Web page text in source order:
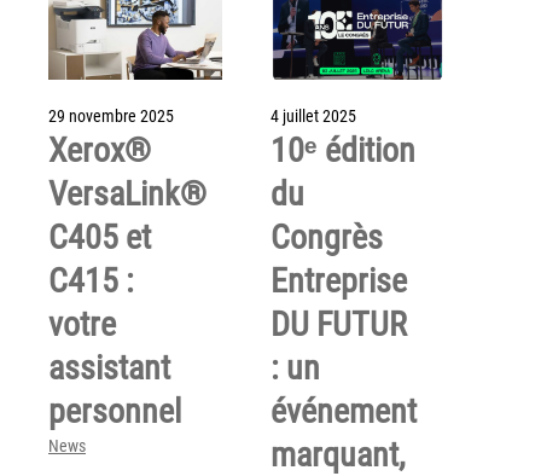
Lyon Techlid
Monts du Lyonnais
Notre offre grands comptes
Nos clients témoignent
Actualité
Rejoignez-nous
CONTACT
29 novembre 2025
Xerox®
VersaLink®
C405 et
C415 :
votre
assistant
personnel
News
4 juillet 2025
10ᵉ édition
du
Congrès
Entreprise
DU FUTUR
: un
événement
marquant,